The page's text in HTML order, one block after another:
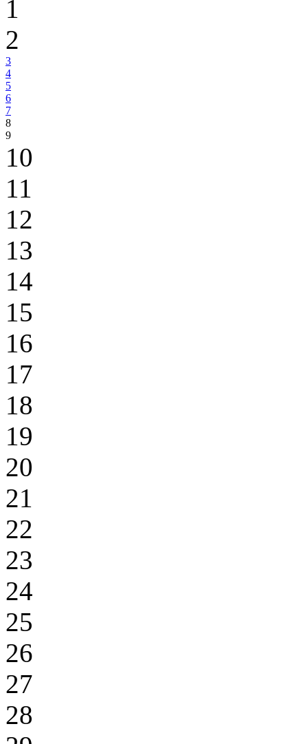
1
2
3
4
5
6
7
8
9
10
11
12
13
14
15
16
17
18
19
20
21
22
23
24
25
26
27
28